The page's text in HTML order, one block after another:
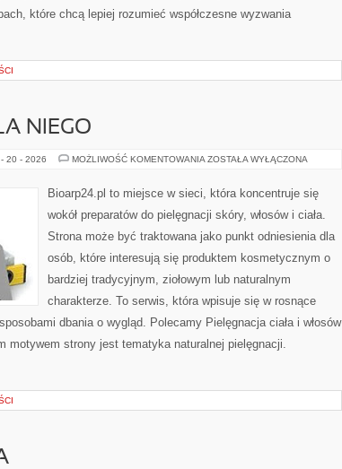
które chcą lepiej rozumieć współczesne wyzwania
NIEGO
20 - 2026 MOŻLIWOŚĆ KOMENTOWANIA KOSMETYKI
ZOSTAŁA WYŁĄCZONA
Bioarp24.pl to miejsce w sieci, która koncentruje się
wokół preparatów do pielęgnacji skóry, włosów i ciała.
Strona może być traktowana jako punkt odniesienia dla
osób, które interesują się produktem kosmetycznym o
bardziej tradycyjnym, ziołowym lub naturalnym
charakterze. To serwis, która wpisuje się w rosnące
dbania o wygląd. Polecamy Pielęgnacja ciała i włosów
motywem strony jest tematyka naturalnej pielęgnacji.